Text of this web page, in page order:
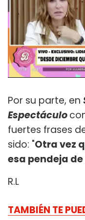
Por su parte, en
Espectáculo
fuertes frases
sido: "Otra vez
esa pendeja
R.L
TAMBIÉN TE